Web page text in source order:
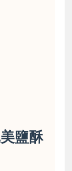
鹽酥